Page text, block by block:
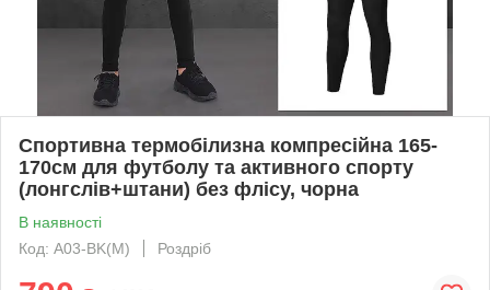
Спортивна термобілизна компресійна 165-
170см для футболу та активного спорту
(лонгслів+штани) без флісу, чорна
В наявності
Код: A03-BK(M)
Роздріб